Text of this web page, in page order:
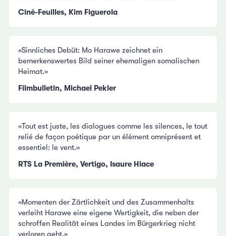
Ciné-Feuilles, Kim Figuerola
«Sinnliches Debüt: Mo Harawe zeichnet ein
bemerkenswertes Bild seiner ehemaligen somalischen
Heimat.»
Filmbulletin, Michael Pekler
«Tout est juste, les dialogues comme les silences, le tout
relié de façon poétique par un élément omniprésent et
essentiel: le vent.»
RTS La Première, Vertigo, Isaure Hiace
«Momenten der Zärtlichkeit und des Zusammenhalts
verleiht Harawe eine eigene Wertigkeit, die neben der
schroffen Realität eines Landes im Bürgerkrieg nicht
verloren geht.»